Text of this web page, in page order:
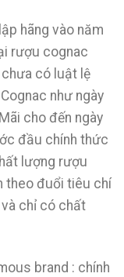
hãng vào năm
rượu cognac
có luật lệ
như ngày
cho đến ngày
đầu chính thức
lượng rượu
theo đuổi tiêu chí
chỉ có chất
brand : chính